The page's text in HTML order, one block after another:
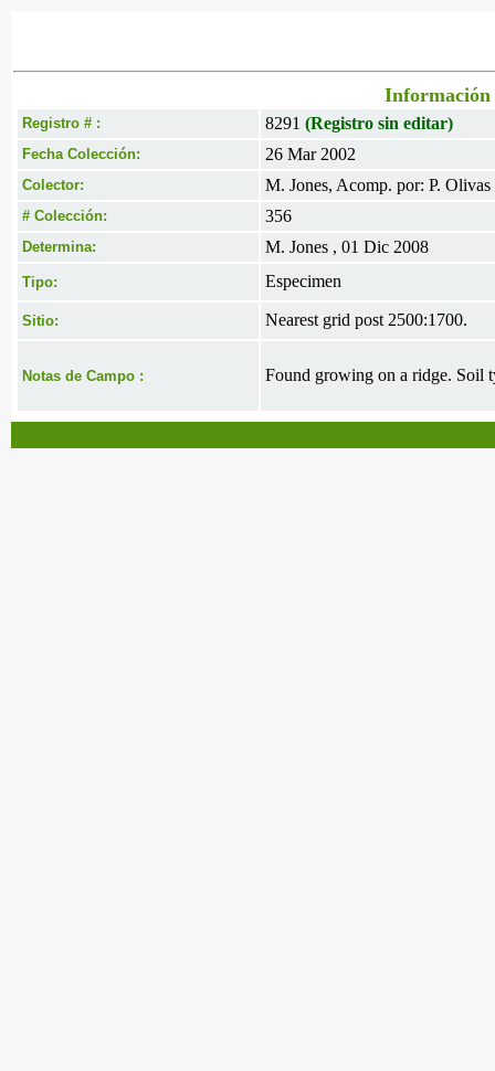
Información
Registro # : 8291 (Registro sin editar)
Fecha Colección: 26 Mar 2002
Colector: M. Jones, Acomp. por: P. Olivas
# Colección: 356
Determina: M. Jones , 01 Dic 2008
Tipo: Especimen
Sitio: Nearest grid post 2500:1700.
Notas de Campo : Found growing on a ridge. Soil